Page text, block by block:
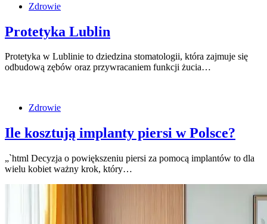
Zdrowie
Protetyka Lublin
Protetyka w Lublinie to dziedzina stomatologii, która zajmuje się
odbudową zębów oraz przywracaniem funkcji żucia…
Zdrowie
Ile kosztują implanty piersi w Polsce?
„`html Decyzja o powiększeniu piersi za pomocą implantów to dla
wielu kobiet ważny krok, który…